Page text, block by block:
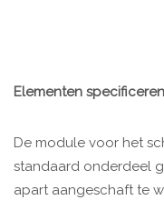
Elementen specificeren
De module voor het
standaard onderdeel
apart aangeschaft te